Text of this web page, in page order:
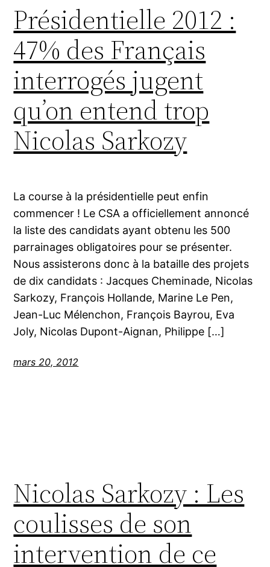
Présidentielle 2012 :
47% des Français
interrogés jugent
qu’on entend trop
Nicolas Sarkozy
La course à la présidentielle peut enfin
commencer ! Le CSA a officiellement annoncé
la liste des candidats ayant obtenu les 500
parrainages obligatoires pour se présenter.
Nous assisterons donc à la bataille des projets
de dix candidats : Jacques Cheminade, Nicolas
Sarkozy, François Hollande, Marine Le Pen,
Jean-Luc Mélenchon, François Bayrou, Eva
Joly, Nicolas Dupont-Aignan, Philippe […]
mars 20, 2012
Nicolas Sarkozy : Les
coulisses de son
intervention de ce